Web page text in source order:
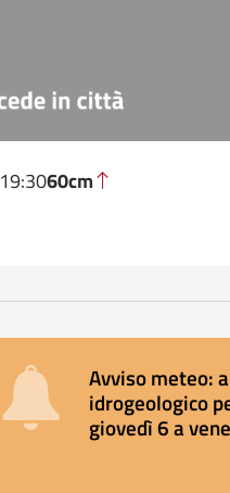
19:3060cm
Avviso meteo:
idrogeologico
giovedì 6 a